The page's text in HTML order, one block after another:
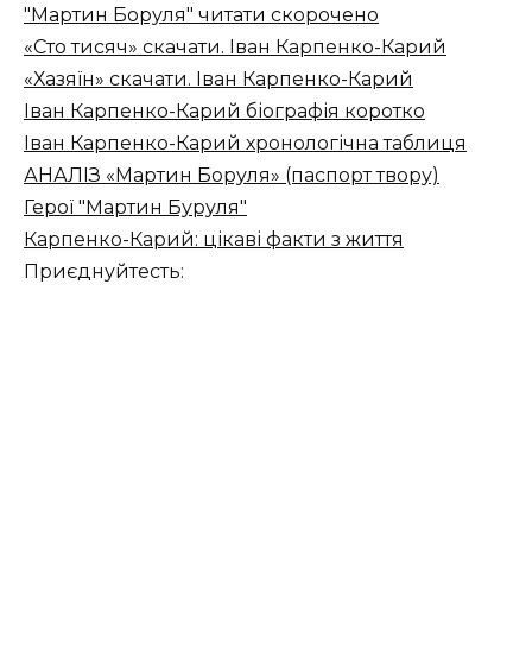
"Мартин Боруля" читати скорочено
«Сто тисяч» скачати. Іван Карпенко-Карий
«Хазяїн» скачати. Іван Карпенко-Карий
Іван Карпенко-Карий біографія коротко
Іван Карпенко-Карий хронологічна таблиця
АНАЛІЗ «Мартин Боруля» (паспорт твору)
Герої "Мартин Буруля"
Карпенко-Карий: цікаві факти з життя
Приєднуйтесть: